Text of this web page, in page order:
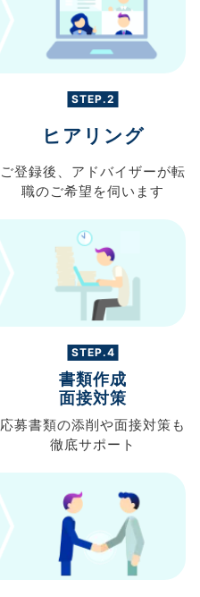
STEP.2
ヒアリング
ご登録後、 アドバイザーが転
職のご希望を伺います
STEP.4
書類作成
面接対策
応募書類の添削や面接対策も
徹底サポート